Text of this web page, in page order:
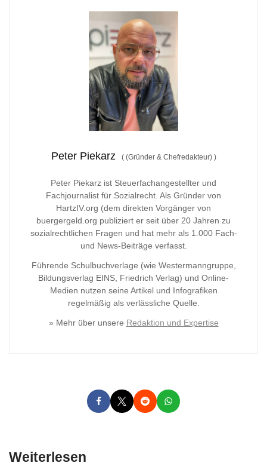
Peter Piekarz ((Gründer & Chefredakteur) )
Peter Piekarz ist Steuerfachangestellter und
Fachjournalist für Sozialrecht. Als Gründer von
HartzIV.org (dem direkten Vorgänger von
buergergeld.org publiziert er seit über 20 Jahren zu
sozialrechtlichen Fragen und hat mehr als 1.000 Fach-
und News-Beiträge verfasst.
Führende Schulbuchverlage (wie Westermanngruppe,
Bildungsverlag EINS, Friedrich Verlag) und Online-
Medien nutzen seine Artikel und Infografiken
regelmäßig als verlässliche Quelle.
» Mehr über unsere Redaktion und Expertise
Weiterlesen